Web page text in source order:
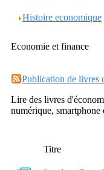
Histoire economique
Economie et finance
Publication de livres
Lire des livres
numérique, smartphone
Titre